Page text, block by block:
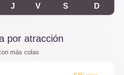
J V S D
por atracción
más colas